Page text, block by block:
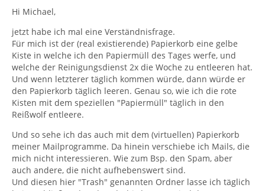
Hi Michael,
jetzt habe ich mal eine Verständnisfrage.
Für mich ist der (real existierende) Papierkorb eine gelbe
Kiste in welche ich den Papiermüll des Tages werfe, und
welche der Reinigungsdienst 2x die Woche zu entleeren hat.
Und wenn letzterer täglich kommen würde, dann würde er
den Papierkorb täglich leeren. Genau so, wie ich die rote
Kisten mit dem speziellen "Papiermüll" täglich in den
Reißwolf entleere.
Und so sehe ich das auch mit dem (virtuellen) Papierkorb
meiner Mailprogramme. Da hinein verschiebe ich Mails, die
mich nicht interessieren. Wie zum Bsp. den Spam, aber
auch andere, die nicht aufhebenswert sind.
Und diesen hier "Trash" genannten Ordner lasse ich täglich